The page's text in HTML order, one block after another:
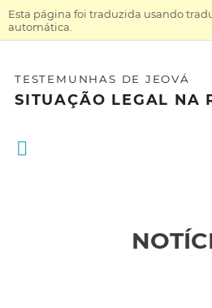
Esta página foi traduzida usando
automática.
TESTEMUNHAS DE JEOVÁ
SITUAÇÃO LEGAL NA